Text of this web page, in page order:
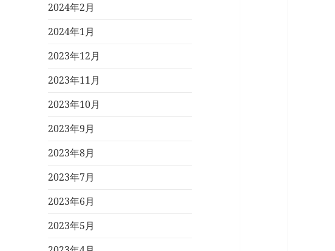
2024年2月
2024年1月
2023年12月
2023年11月
2023年10月
2023年9月
2023年8月
2023年7月
2023年6月
2023年5月